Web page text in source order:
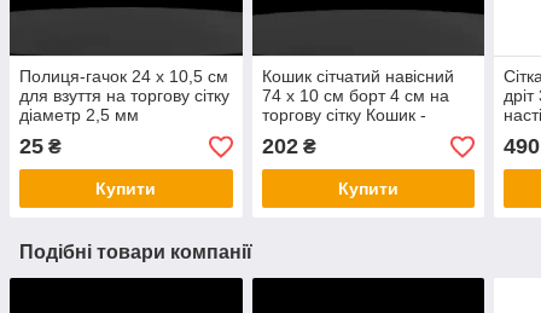
Полиця-гачок 24 х 10,5 см
для взуття на торгову сітку
діаметр 2,5 мм
25 ₴
Купити
Кошик сітчатий навісний
74 х 10 см борт 4 см на
торгову сітку Кошик -
Полиця металевий білий
на сітку
202₴
Купити
490
Подібні товари компанії